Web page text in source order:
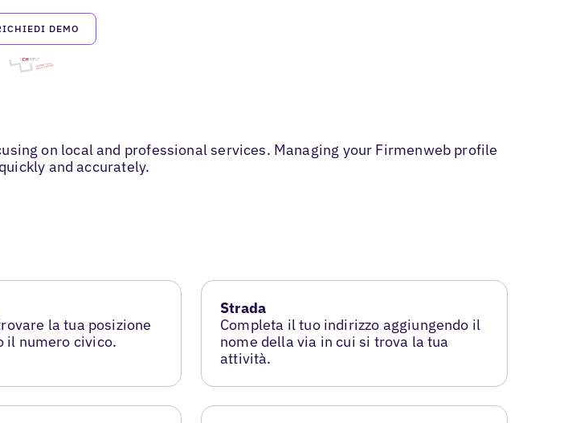
DEMO
on local and professional services. Managing your Firmenweb profile
and accurately.
la tua posizione
il numero civico.
Strada
Completa il tuo indirizzo aggiungendo il
nome della via in cui si trova la tua
attività.